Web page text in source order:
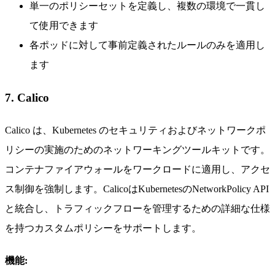
単一のポリシーセットを定義し、複数の環境で一貫し
て使用できます
各ポッドに対して事前定義されたルールのみを適用し
ます
7. Calico
Calico は、Kubernetes のセキュリティおよびネットワークポ
リシーの実施のためのネットワーキングツールキットです。
コンテナファイアウォールをワークロードに適用し、アクセ
ス制御を強制します。CalicoはKubernetesのNetworkPolicy API
と統合し、トラフィックフローを管理するための詳細な仕様
を持つカスタムポリシーをサポートします。
機能: